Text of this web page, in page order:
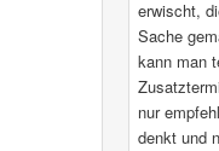
erwischt,
Sache
kann man
nur
denkt und